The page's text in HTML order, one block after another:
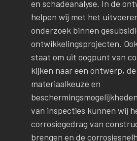
en schadeanalyse. In de
helpen wij met het
onderzoek binnen
ontwikkelingsprojecten.
staat om uit oogpunt van
kijken naar een ontwerp, de
materiaalkeuze en
van inspecties kunnen wij
corrosiegedrag van
brengen en de